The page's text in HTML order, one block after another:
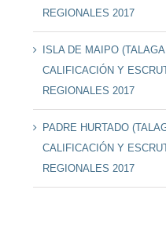
REGIONALES 2017
ISLA DE MAIPO
CALIFICACIÓN Y
REGIONALES 2017
PADRE HURTADO
CALIFICACIÓN Y
REGIONALES 2017